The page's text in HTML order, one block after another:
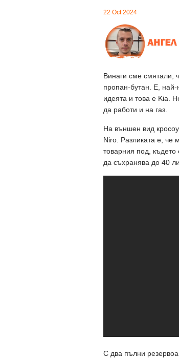
22 Oct 2024
Винаги сме смятали,
пропан-бутан. Е, най-
идеята и това е Kia.
да работи и на газ.
На външен вид
Niro. Разликата е, че
товарния под,
да съхранява до 40
С два пълни